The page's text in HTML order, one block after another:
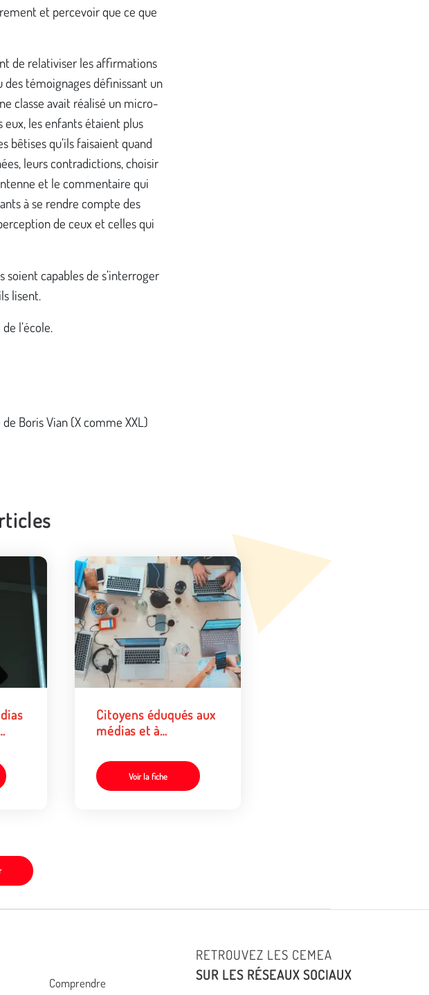
et percevoir que ce que
de relativiser les affirmations
des témoignages définissant un
classe avait réalisé un micro-
eux, les enfants étaient plus
bêtises qu’ils faisaient quand
leurs contradictions, choisir
et le commentaire qui
à se rendre compte des
de ceux et celles qui
soient capables de s’interroger
lisent.
l’école.
Boris Vian (X comme XXL)
Citoyens éduqués aux
médias et à
de manière critique,
cliquer à bon escient
Voir la fiche
Comprendre
RETROUVEZ LES CEMEA
SUR LES RÉSEAUX SOCIAUX